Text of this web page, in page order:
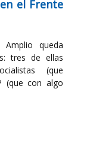
el Frente
queda
tres de ellas
(que
(que con algo